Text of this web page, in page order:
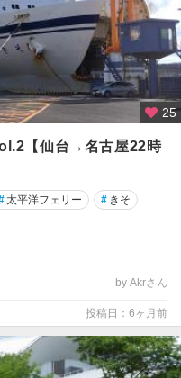
25
【仙台→名古屋22時
太平洋フェリー # きそ
by Akrさん
投稿日：6ヶ月前